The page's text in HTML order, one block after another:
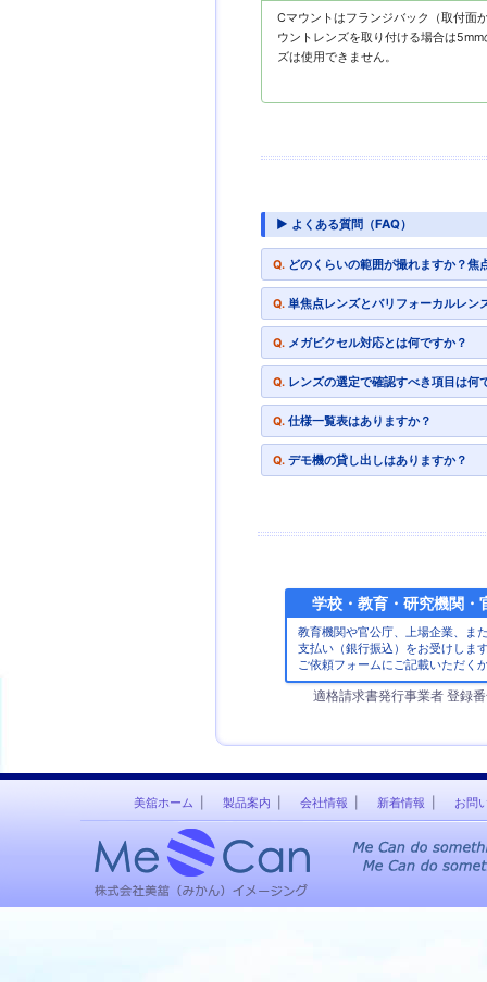
Cマウントはフランジバック（取付面
ウントレンズを取り付ける場合は
ズは使用できません。
▶ よくある質問（FAQ）
どのくらいの範囲が撮れますか？焦
単焦点レンズとバリフォーカルレン
メガピクセル対応とは何ですか？
レンズの選定で確認すべき項目は何
仕様一覧表はありますか？
デモ機の貸し出しはありますか？
学校・教育・研究機関・
教育機関や官公庁、上場企業、ま
支払い（銀行振込）をお受けしま
ご依頼フォームにご記載いただく
適格請求書発行事業者 登
美舘ホーム 製品案内 会社情報 新着情報 お問